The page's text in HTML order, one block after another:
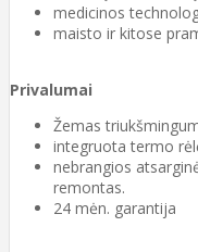
medicinos
maisto ir kitose
Privalumai
Žemas
integruota termo
nebrangios
remontas.
24 mėn. garantija